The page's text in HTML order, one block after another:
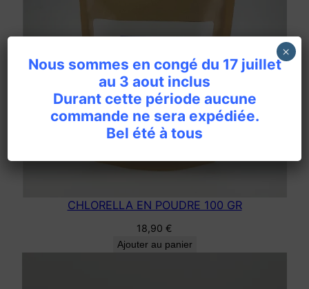
CHLORELLA EN POUDRE 100 GR
18,90 €
Ajouter au panier
Nous sommes en congé du 17 juillet
au 3 aout inclus
Durant cette période aucune
commande ne sera expédiée.
Bel été à tous
×